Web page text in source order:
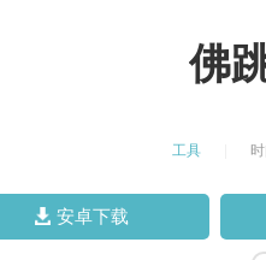
佛
工具
安卓下载